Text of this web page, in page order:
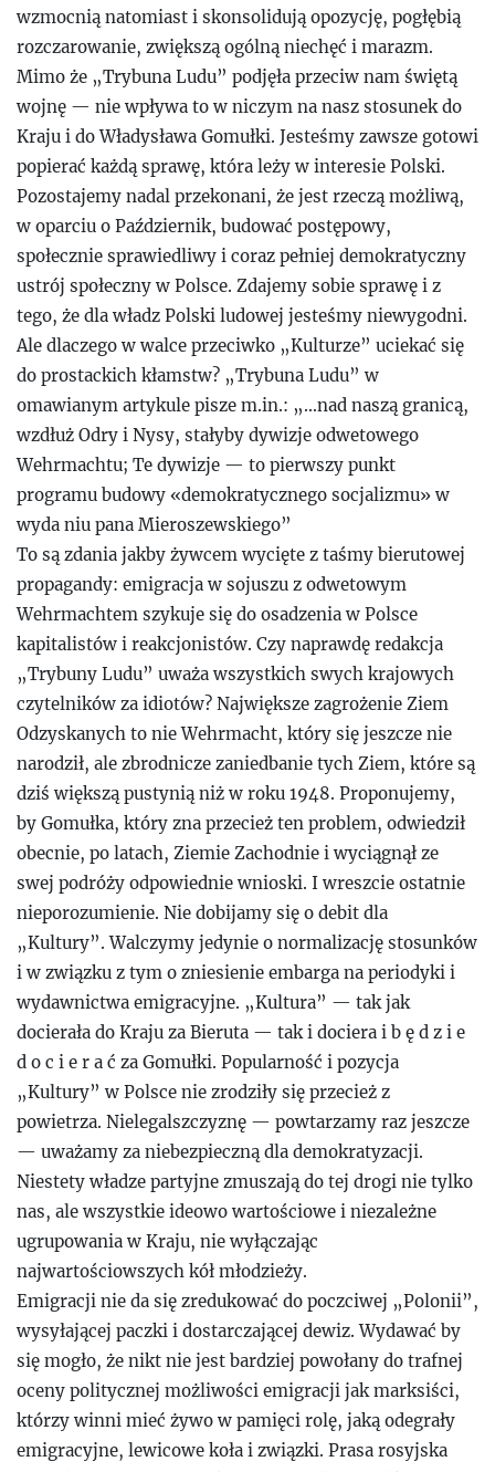
wzmocnią natomiast i skonsolidują opozycję, pogłębią
rozczarowanie, zwiększą ogólną niechęć i marazm.
Mimo że „Trybuna Ludu” podjęła przeciw nam świętą
wojnę — nie wpływa to w niczym na nasz stosunek do
Kraju i do Władysława Gomułki. Jesteśmy zawsze gotowi
popierać każdą sprawę, która leży w interesie Polski.
Pozostajemy nadal przekonani, że jest rzeczą możliwą,
w oparciu o Październik, budować postępowy,
społecznie sprawiedliwy i coraz pełniej demokratyczny
ustrój społeczny w Polsce. Zdajemy sobie sprawę i z
tego, że dla władz Polski ludowej jesteśmy niewygodni.
Ale dlaczego w walce przeciwko „Kulturze” uciekać się
do prostackich kłamstw? „Trybuna Ludu” w
omawianym artykule pisze m.in.: „...nad naszą granicą,
wzdłuż Odry i Nysy, stałyby dywizje odwetowego
Wehrmachtu; Te dywizje — to pierwszy punkt
programu budowy «demokratycznego socjalizmu» w
wyda niu pana Mieroszewskiego”
To są zdania jakby żywcem wycięte z taśmy bierutowej
propagandy: emigracja w sojuszu z odwetowym
Wehrmachtem szykuje się do osadzenia w Polsce
kapitalistów i reakcjonistów. Czy naprawdę redakcja
„Trybuny Ludu” uważa wszystkich swych krajowych
czytelników za idiotów? Największe zagrożenie Ziem
Odzyskanych to nie Wehrmacht, który się jeszcze nie
narodził, ale zbrodnicze zaniedbanie tych Ziem, które są
dziś większą pustynią niż w roku 1948. Proponujemy,
by Gomułka, który zna przecież ten problem, odwiedził
obecnie, po latach, Ziemie Zachodnie i wyciągnął ze
swej podróży odpowiednie wnioski. I wreszcie ostatnie
nieporozumienie. Nie dobijamy się o debit dla
„Kultury”. Walczymy jedynie o normalizację stosunków
i w związku z tym o zniesienie embarga na periodyki i
wydawnictwa emigracyjne. „Kultura” — tak jak
docierała do Kraju za Bieruta — tak i dociera i b ę d z i e
d o c i e r a ć za Gomułki. Popularność i pozycja
„Kultury” w Polsce nie zrodziły się przecież z
powietrza. Nielegalszczyznę — powtarzamy raz jeszcze
— uważamy za niebezpieczną dla demokratyzacji.
Niestety władze partyjne zmuszają do tej drogi nie tylko
nas, ale wszystkie ideowo wartościowe i niezależne
ugrupowania w Kraju, nie wyłączając
najwartościowszych kół młodzieży.
Emigracji nie da się zredukować do poczciwej „Polonii”,
wysyłającej paczki i dostarczającej dewiz. Wydawać by
się mogło, że nikt nie jest bardziej powołany do trafnej
oceny politycznej możliwości emigracji jak marksiści,
którzy winni mieć żywo w pamięci rolę, jaką odegrały
emigracyjne, lewicowe koła i związki. Prasa rosyjska